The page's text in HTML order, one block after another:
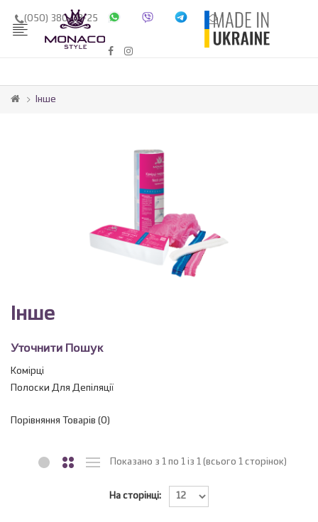
(050) 380-03-25
Інше
Інше
Уточнити Пошук
Комірці
Полоски Для Депіляції
Порівняння Товарів (0)
Показано з 1 по 1 із 1 (всього 1 сторінок)
На сторінці: